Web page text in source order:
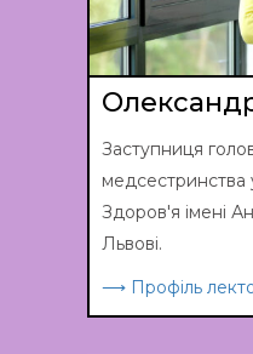
Заступниця
медсестринства
Здоров'я імені
Львові.
⟶ Профіль